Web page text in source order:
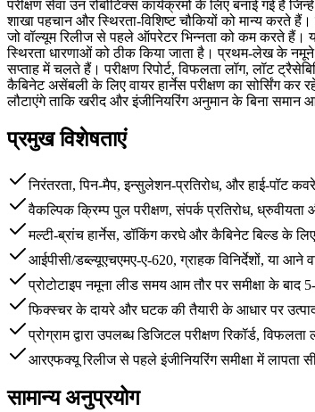
परीक्षण सेवा उन रोबोटिक्स कार्यक्रमों के लिए बनाई गई है
शाखा पहचान और स्थिरता-विशिष्ट चौकियों को मान्य करते
जो वॉल्यूम रिलीज से पहले ऑपरेटर भिन्नता को कम करते हैं।
स्थिरता धारणाओं को ठीक किया जाता है। प्रथम-लेख के नमूने
सप्ताह में चलते हैं। परीक्षण रिपोर्ट, विफलता लॉग, लॉट
कैबिनेट असेंबली के लिए वायर हार्नेस परीक्षण का सोर्सिंग कर
लौटाएंगे ताकि खरीद और इंजीनियरिंग अनुमान के बिना
प्रमुख विशेषताएं
निरंतरता, पिन-मैप, इन्सुलेशन-प्रतिरोध, और हाई-पॉट
वैकल्पिक क्रिम्प पुल परीक्षण, संपर्क प्रतिरोध,
मल्टी-ब्रांच हार्नेस, डॉकिंग करघे और कैबिनेट बिल्ड के
आईपीसी/डब्ल्यूएचएमए-ए-620, ग्राहक विनिर्देशों, या
प्रोटोटाइप नमूना लीड समय आम तौर पर समीक्षा के बाद
फिक्स्चर के दायरे और घटक की तैयारी के आधार पर
प्रोग्राम द्वारा उपलब्ध डिजिटल परीक्षण रिकॉर्ड,
आरएफक्यू रिलीज से पहले इंजीनियरिंग समीक्षा में लापता
सामान्य अनुप्रयोग